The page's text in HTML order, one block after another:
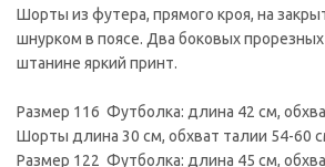
Шорты из футера, прямого кроя, на
шнурком в поясе. Два боковых
штанине яркий принт.
Размер 116 Футболка: длина 42 см,
Шорты длина 30 см, обхват талии 54-60
Размер 122 Футболка: длина 45 см,